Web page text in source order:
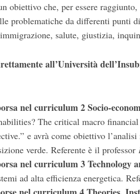
obiettivo che, per essere
problematiche da differenti punti
salute, giustizia,
all’Università
nel curriculum 2 Socio-
The critical macro
e avrà come obiettivo
verde. Referente è il professor
nel curriculum 3 Technology
ad alta efficienza energetica.
a
r
c
h
o